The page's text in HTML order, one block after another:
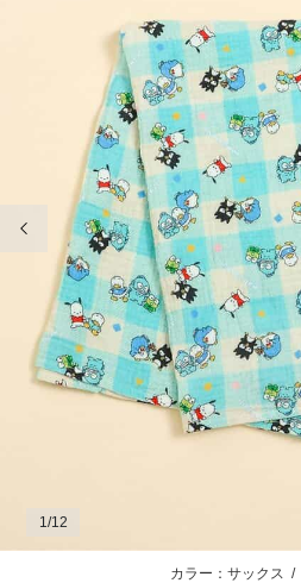
前の画像
1 /12
カラー：サックス /